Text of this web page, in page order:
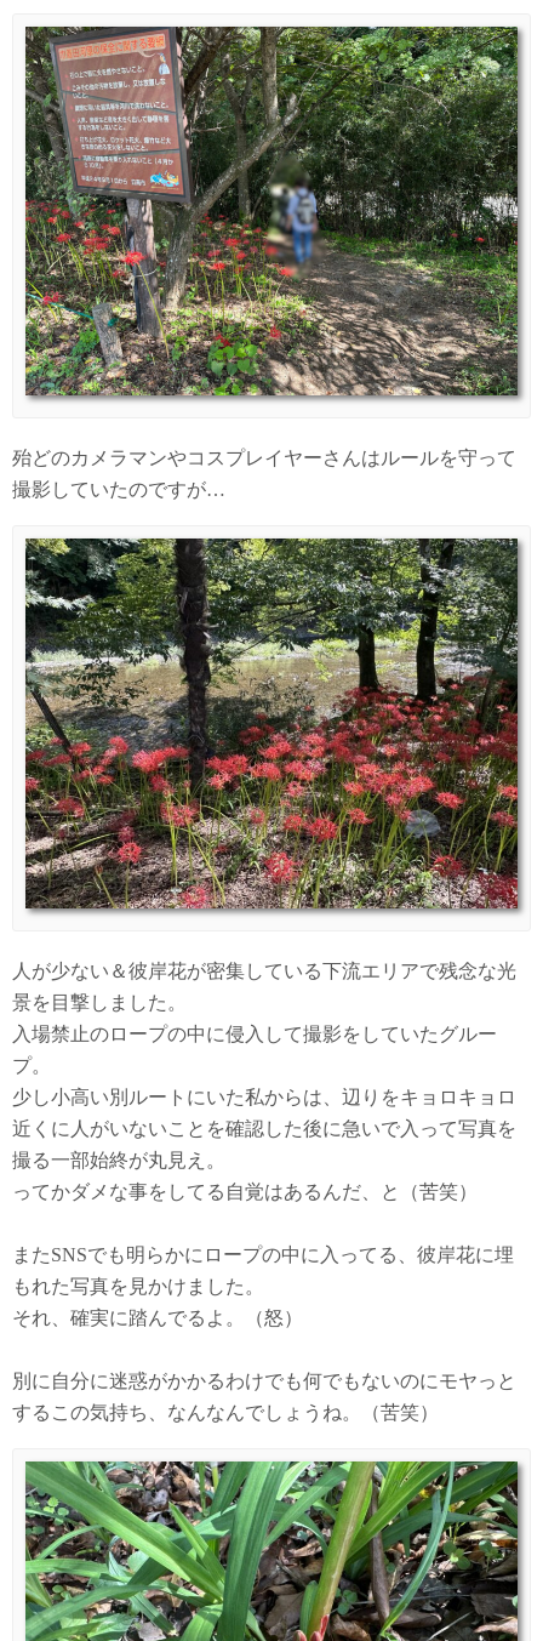
殆どのカメラマンやコスプレイヤーさんはルールを守って
撮影していたのですが…
人が少ない＆彼岸花が密集している下流エリアで残念な光
景を目撃しました。
入場禁止のロープの中に侵入して撮影をしていたグルー
プ。
少し小高い別ルートにいた私からは、辺りをキョロキョロ
近くに人がいないことを確認した後に急いで入って写真を
撮る一部始終が丸見え。
ってかダメな事をしてる自覚はあるんだ、と（苦笑）
またSNSでも明らかにロープの中に入ってる、彼岸花に埋
もれた写真を見かけました。
それ、確実に踏んでるよ。（怒）
別に自分に迷惑がかかるわけでも何でもないのにモヤっと
するこの気持ち、なんなんでしょうね。（苦笑）